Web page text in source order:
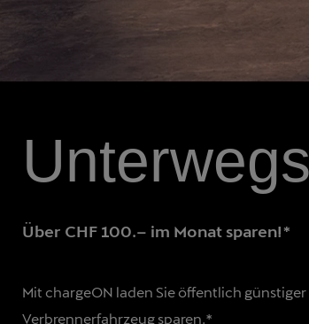
Über CHF 100.– im Monat sparen!*
Mit chargeON laden Sie öffentlich
Verbrennerfahrzeug sparen.*